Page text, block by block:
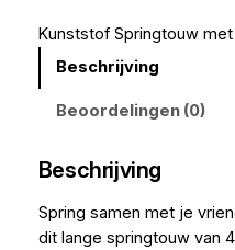
Kunststof Springtouw
Beschrijving
Beoordelingen (0)
Beschrijving
Spring samen met je
dit lange springtouw van